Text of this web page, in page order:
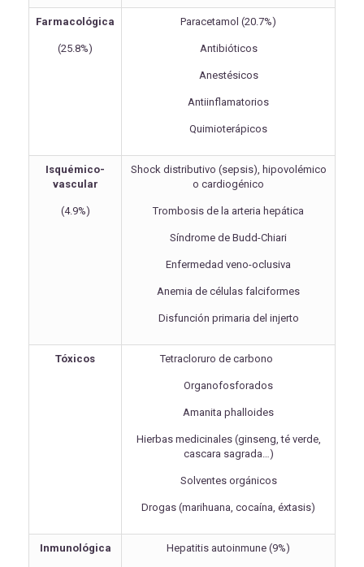
Farmacológica
(25.8%)
Paracetamol (20.7%)
Antibióticos
Anestésicos
Antiinflamatorios
Quimioterápicos
Isquémico-
vascular
(4.9%)
Shock distributivo (sepsis), hipovolémico
o cardiogénico
Trombosis de la arteria hepática
Síndrome de Budd-Chiari
Enfermedad veno-oclusiva
Anemia de células falciformes
Disfunción primaria del injerto
Tóxicos Tetracloruro de carbono
Organofosforados
Amanita phalloides
Hierbas medicinales (ginseng, té verde,
cascara sagrada…)
Solventes orgánicos
Drogas (marihuana, cocaína, éxtasis)
Inmunológica Hepatitis autoinmune (9%)